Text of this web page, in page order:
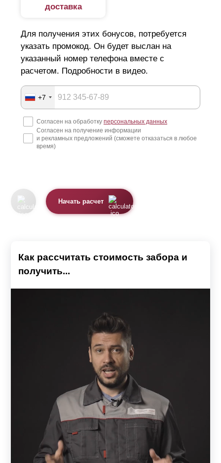
доставка
Для получения этих бонусов, потребуется
указать промокод. Он будет выслан на
указанный номер телефона вместе с
расчетом. Подробности в видео.
+7
Согласен на обработку персональных данных
Согласен на получение информации
и рекламных предложений (сможете отказаться в любое
время)
Начать расчет
Как рассчитать стоимость забора и
получить...